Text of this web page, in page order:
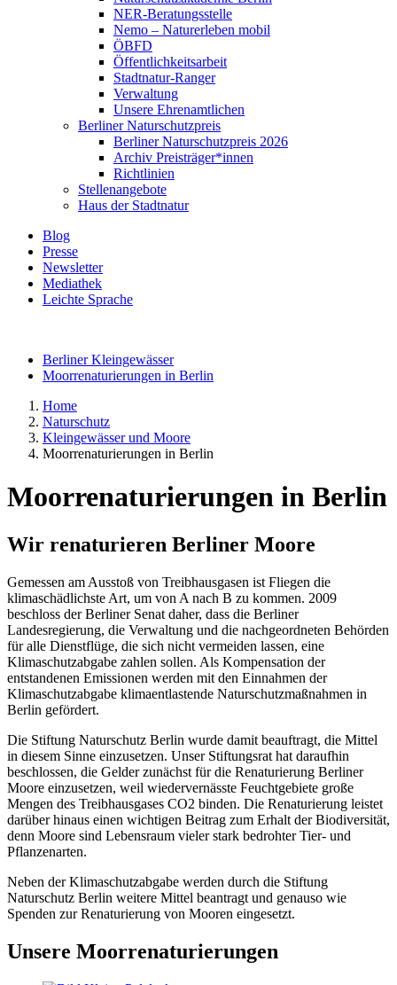
NER-Beratungsstelle
Nemo – Naturerleben mobil
ÖBFD
Öffentlichkeitsarbeit
Stadtnatur-Ranger
Verwaltung
Unsere Ehrenamtlichen
Berliner Naturschutzpreis
Berliner Naturschutzpreis 2026
Archiv Preisträger*innen
Richtlinien
Stellenangebote
Haus der Stadtnatur
Blog
Presse
Newsletter
Mediathek
Leichte Sprache
Berliner Kleingewässer
Moorrenaturierungen in Berlin
Home
Naturschutz
Kleingewässer und Moore
Moorrenaturierungen in Berlin
Moorrenaturierungen in Berlin
Wir renaturieren Berliner Moore
Gemessen am Ausstoß von Treibhausgasen ist Fliegen die
klimaschädlichste Art, um von A nach B zu kommen. 2009
beschloss der Berliner Senat daher, dass die Berliner
Landesregierung, die Verwaltung und die nachgeordneten Behörden
für alle Dienstflüge, die sich nicht vermeiden lassen, eine
Klimaschutzabgabe zahlen sollen. Als Kompensation der
entstandenen Emissionen werden mit den Einnahmen der
Klimaschutzabgabe klimaentlastende Naturschutzmaßnahmen in
Berlin gefördert.
Die Stiftung Naturschutz Berlin wurde damit beauftragt, die Mittel
in diesem Sinne einzusetzen. Unser Stiftungsrat hat daraufhin
beschlossen, die Gelder zunächst für die Renaturierung Berliner
Moore einzusetzen, weil wiedervernässte Feuchtgebiete große
Mengen des Treibhausgases CO2 binden. Die Renaturierung leistet
darüber hinaus einen wichtigen Beitrag zum Erhalt der Biodiversität,
denn Moore sind Lebensraum vieler stark bedrohter Tier- und
Pflanzenarten.
Neben der Klimaschutzabgabe werden durch die Stiftung
Naturschutz Berlin weitere Mittel beantragt und genauso wie
Spenden zur Renaturierung von Mooren eingesetzt.
Unsere Moorrenaturierungen